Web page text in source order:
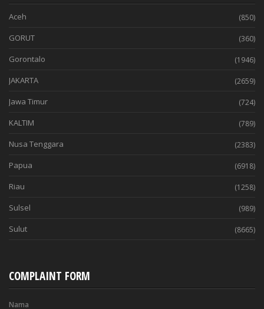
Aceh (850)
GORUT (360)
Gorontalo (1946)
JAKARTA (2659)
Jawa Timur (724)
KALTIM (789)
Nusa Tenggara (2383)
Papua (6918)
Riau (1258)
Sulsel (989)
Sulut (8665)
COMPLAINT FORM
Nama